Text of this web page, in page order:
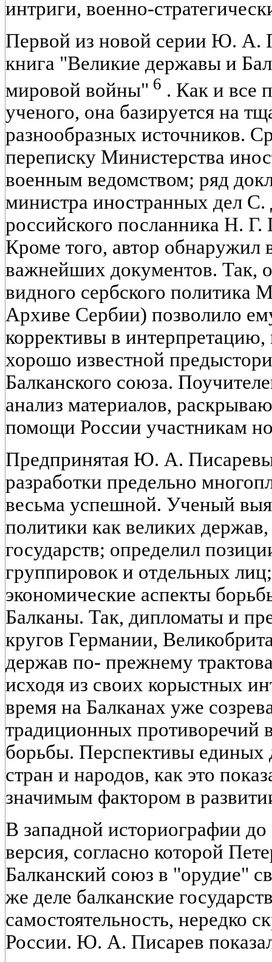
интриги, военно-
Первой из новой серии Ю. А.
книга "Великие державы и
мировой войны" 6 . Как и все
ученого, она базируется на
разнообразных источников.
переписку Министерства
военным ведомством; ряд
министра иностранных дел
российского посланника Н. Г.
Кроме того, автор обнаружил
важнейших документов. Так,
видного сербского политика
Архиве Сербии) позволило
коррективы в интерпретацию,
хорошо известной
Балканского союза.
анализ материалов,
помощи России участникам
Предпринятая Ю. А.
разработки предельно
весьма успешной. Ученый
политики как великих
государств; определил
группировок и отдельных
экономические аспекты
Балканы. Так, дипломаты и
кругов Германии,
держав по- прежнему
исходя из своих корыстных
время на Балканах уже
традиционных противоречий
борьбы. Перспективы единых
стран и народов, как это
значимым фактором в
В западной историографии
версия, согласно которой
Балканский союз в "орудие"
же деле балканские
самостоятельность, нередко
России. Ю. А. Писарев